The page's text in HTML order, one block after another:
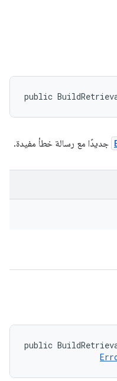
public
جديدًا مع رسالة خطأ مفيدة.
public